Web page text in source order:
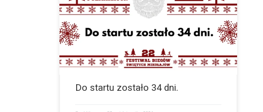
Drodzy Biegacze, do startu Festiwalu Biegów św.
Mikołajów w Toruniu pozostało już tylko 34 dni.
Przedstawiamy Wam zatem garść informacji związanych
z naszą biegową imprezą.…więcej
Do startu zostało 34 dni.